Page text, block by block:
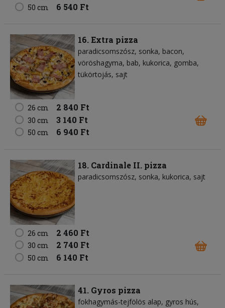
50 cm 6 540 Ft
16. Extra pizza
paradicsomszósz sonka bacon
vöröshagyma bab kukorica gomba
tükörtojás sajt
26 cm 2 840 Ft
30 cm 3 140 Ft
50 cm 6 940 Ft
18. Cardinale II. pizza
paradicsomszósz sonka kukorica sajt
26 cm 2 460 Ft
30 cm 2 740 Ft
50 cm 6 140 Ft
41. Gyros pizza
fokhagymás-tejfölös alap gyros hús